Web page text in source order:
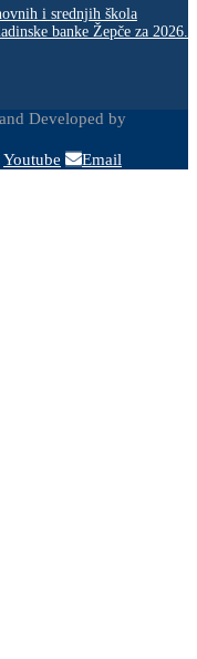
i srednjih škola
banke Žepče za 2026.
Developed by
Youtube Email